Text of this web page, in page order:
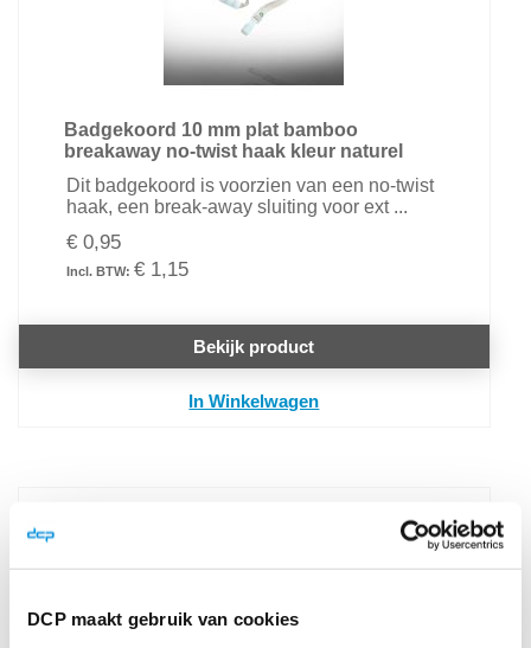
DCP maakt gebruik van cookies
Badgekoord 10 mm plat bamboo
breakaway no-twist haak kleur naturel
Dit badgekoord is voorzien van een no-twist
haak, een break-away sluiting voor ext ...
€ 0,95
€ 1,15
Bekijk product
In Winkelwagen